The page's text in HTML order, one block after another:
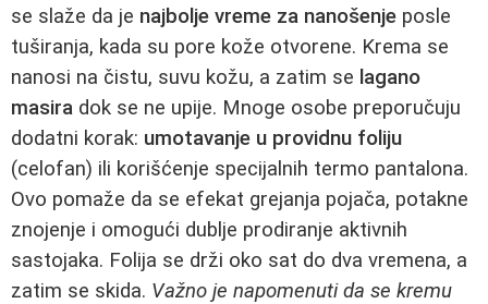
se slaže da je najbolje vreme za nanošenje posle
tuširanja, kada su pore kože otvorene. Krema se
nanosi na čistu, suvu kožu, a zatim se lagano
masira dok se ne upije. Mnoge osobe preporučuju
dodatni korak: umotavanje u providnu foliju
(celofan) ili korišćenje specijalnih termo pantalona.
Ovo pomaže da se efekat grejanja pojača, potakne
znojenje i omogući dublje prodiranje aktivnih
sastojaka. Folija se drži oko sat do dva vremena, a
zatim se skida. Važno je napomenuti da se kremu